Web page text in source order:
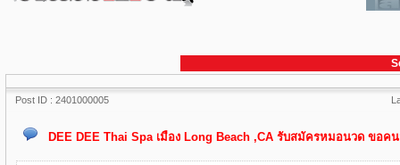
Post ID : 2401000005
DEE DEE Thai Spa เมือง Long Beach ,CA รับสมัครหมอนวด ขอค